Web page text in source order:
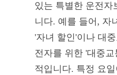
있는 특별한 운전자
니다. 예를 들어, 자
'자녀 할인'이나 대
전자를 위한 '대중
적입니다. 특정 요